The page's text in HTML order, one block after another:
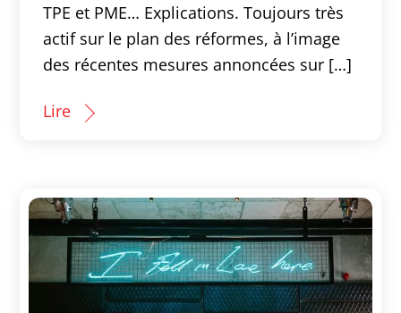
TPE et PME… Explications. Toujours très
actif sur le plan des réformes, à l’image
des récentes mesures annoncées sur […]
Lire